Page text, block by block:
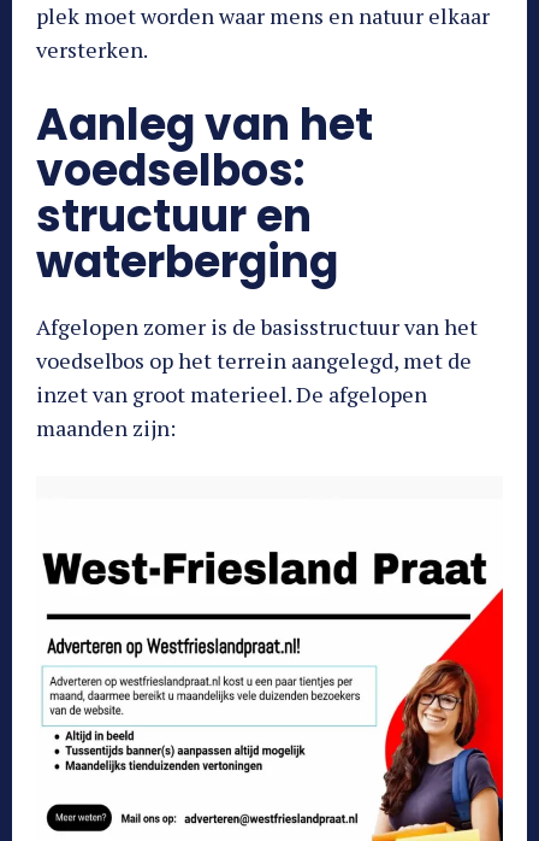
plek moet worden waar mens en natuur elkaar
versterken.
Aanleg van het
voedselbos:
structuur en
waterberging
Afgelopen zomer is de basisstructuur van het
voedselbos op het terrein aangelegd, met de
inzet van groot materieel. De afgelopen
maanden zijn: